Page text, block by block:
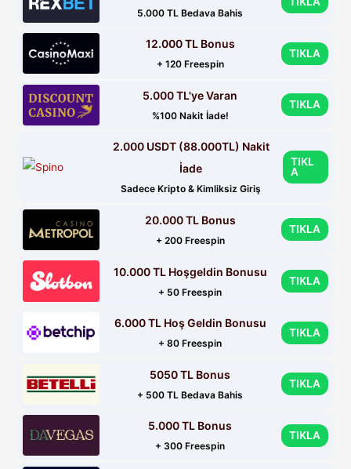
5.000 TL Bedava Bahis
12.000 TL Bonus
+ 120 Freespin
TIKLA
5.000 TL'ye Varan
%100 Nakit İade!
TIKLA
2.000 USDT (88.000TL) Nakit
İade
Sadece Kripto & Kimliksiz Giriş
TIKL
A
20.000 TL Bonus
+ 200 Freespin
TIKLA
10.000 TL Hoşgeldin Bonusu
+ 50 Freespin
TIKLA
6.000 TL Hoş Geldin Bonusu
+ 80 Freespin
TIKLA
5050 TL Bonus
+ 500 TL Bedava Bahis
TIKLA
5.000 TL Bonus
+ 300 Freespin
TIKLA